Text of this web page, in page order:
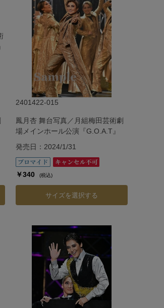
2401422-015
鳳月杏 舞台写真／月組梅田芸術劇
場メインホール公演『G.O.A.T』
発売日：2024/1/31
￥340 (税込)
サイズを選択する